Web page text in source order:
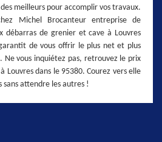
meilleurs pour accomplir vos travaux.
Michel Brocanteur entreprise de
débarras de grenier et cave à Louvres
de vous offrir le plus net et plus
Ne vous inquiétez pas, retrouvez le prix
Louvres dans le 95380. Courez vers elle
attendre les autres !